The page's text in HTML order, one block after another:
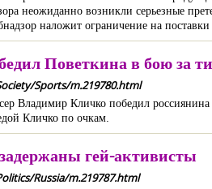
неожиданно возникли серьезные
наложит ограничение на
Поветкина в бою за
Sports/m.219780.html
Владимир Кличко победил
Кличко по очкам.
гей-активисты
Russia/m.219787.html